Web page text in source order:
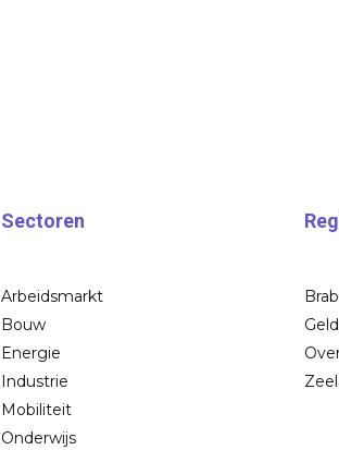
Sectoren
Arbeidsmarkt
Bouw
Energie
Industrie
Mobiliteit
Onderwijs